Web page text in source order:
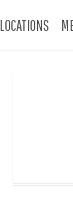
LOCATIONS